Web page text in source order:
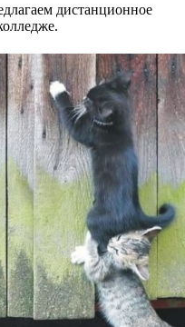
дистанционное